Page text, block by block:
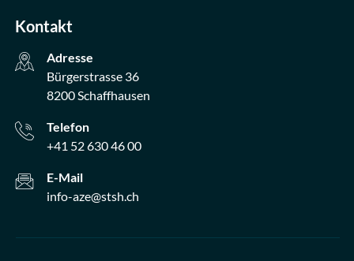
Kontakt
Adresse
Bürgerstrasse 36
8200 Schaffhausen
Telefon
+41 52 630 46 00
E-Mail
info-aze@stsh.ch